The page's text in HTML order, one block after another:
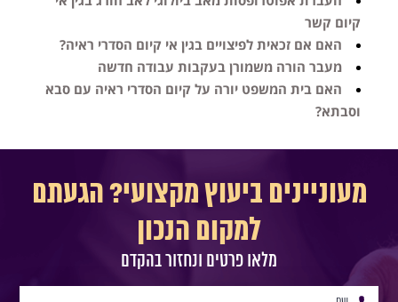
קיום קשר
האם אם זכאית לפיצויים בגין אי קיום הסדרי ראיה?
מעבר הורה משמורן בעקבות עבודה חדשה
האם בית המשפט יורה על קיום הסדרי ראיה עם סבא
וסבתא?
מעוניינים ביעוץ מקצועי? הגעתם
למקום הנכון
מלאו פרטים ונחזור בהקדם